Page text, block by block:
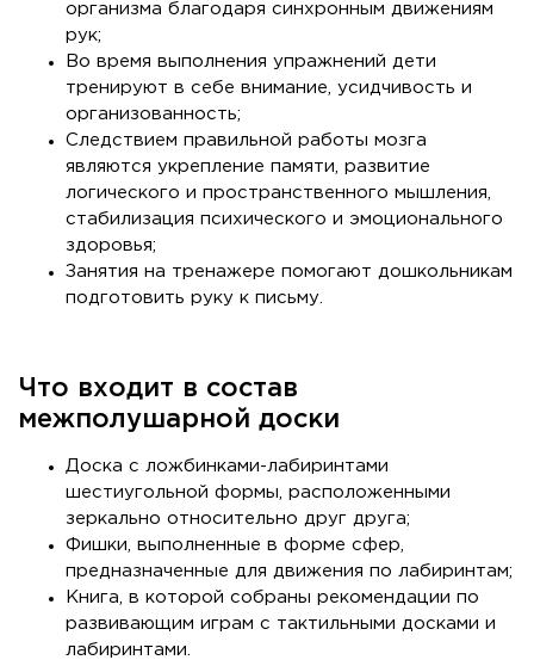
организма благодаря синхронным движениям
рук;
Во время выполнения упражнений дети
тренируют в себе внимание, усидчивость и
организованность;
Следствием правильной работы мозга
являются укрепление памяти, развитие
логического и пространственного мышления,
стабилизация психического и эмоционального
здоровья;
Занятия на тренажере помогают дошкольникам
подготовить руку к письму.
Что входит в состав
межполушарной доски
Доска с ложбинками-лабиринтами
шестиугольной формы, расположенными
зеркально относительно друг друга;
Фишки, выполненные в форме сфер,
предназначенные для движения по лабиринтам;
Книга, в которой собраны рекомендации по
развивающим играм с тактильными досками и
лабиринтами.